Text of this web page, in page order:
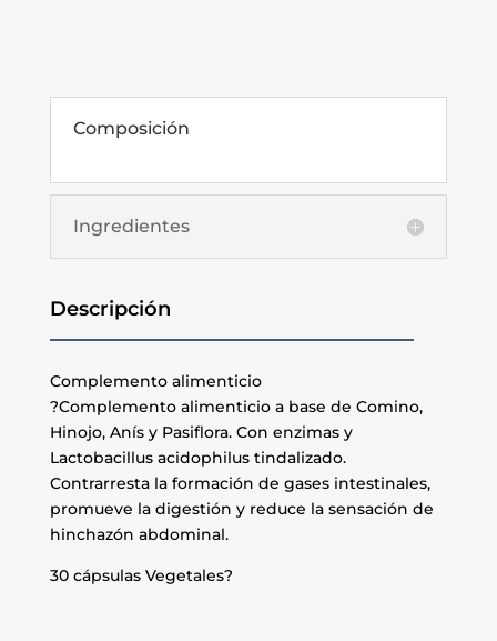
Descripción
Complemento alimenticio
?Complemento alimenticio a base de Comino,
Hinojo, Anís y Pasiflora. Con enzimas y
Lactobacillus acidophilus tindalizado.
Contrarresta la formación de gases intestinales,
promueve la digestión y reduce la sensación de
hinchazón abdominal.
30 cápsulas Vegetales?
Composición
Ingredientes